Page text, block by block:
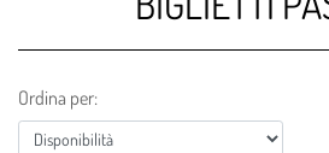
Ordina per: